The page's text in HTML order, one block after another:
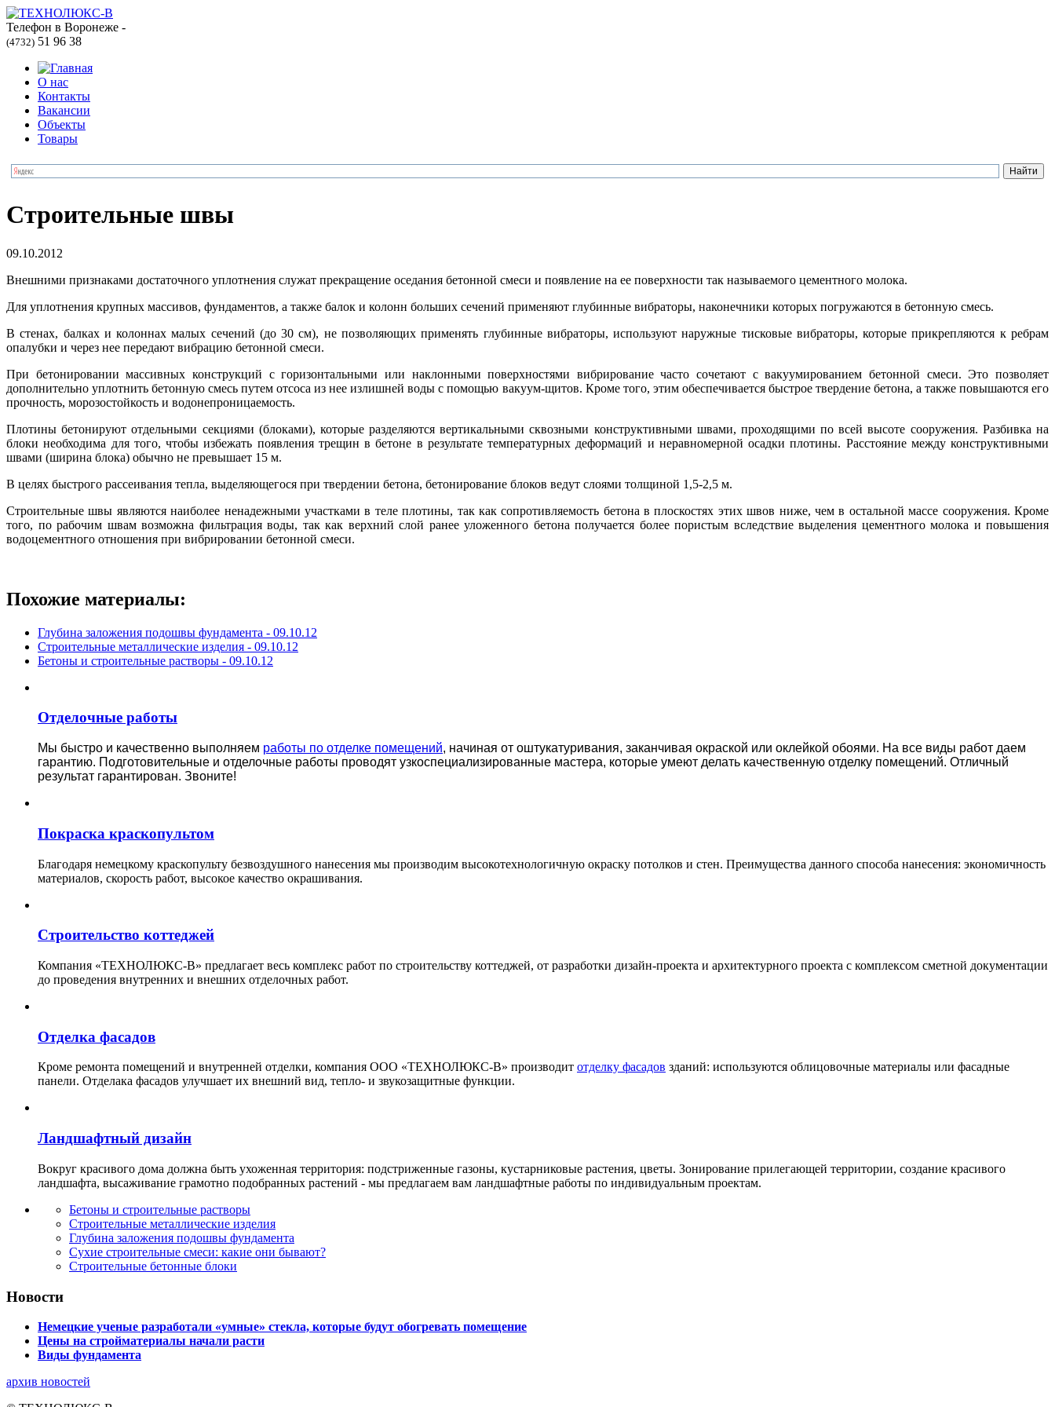
Телефон в Воронеже -
(4732) 51 96 38
О нас
Контакты
Вакансии
Объекты
Товары
Строительные швы
09.10.2012
Внешними признаками достаточного уплотнения служат прекращение оседания бетонной смеси и появление на ее поверхности так называемого цементного молока.
Для уплотнения крупных массивов, фундаментов, а также балок и колонн больших сечений применяют глубинные вибраторы, наконечники которых погружаются в бетонную смесь.
В стенах, балках и колоннах малых сечений (до 30 см), не позволяющих применять глубинные вибраторы, используют наружные тисковые вибраторы, которые прикрепляются к ребрам
опалубки и через нее передают вибрацию бетонной смеси.
При бетонировании массивных конструкций с горизонтальными или наклонными поверхностями вибрирование часто сочетают с вакуумированием бетонной смеси. Это позволяет
дополнительно уплотнить бетонную смесь путем отсоса из нее излишней воды с помощью вакуум-щитов. Кроме того, этим обеспечивается быстрое твердение бетона, а также повышаются его
прочность, морозостойкость и водонепроницаемость.
Плотины бетонируют отдельными секциями (блоками), которые разделяются вертикальными сквозными конструктивными швами, проходящими по всей высоте сооружения. Разбивка на
блоки необходима для того, чтобы избежать появления трещин в бетоне в результате температурных деформаций и неравномерной осадки плотины. Расстояние между конструктивными
швами (ширина блока) обычно не превышает 15 м.
В целях быстрого рассеивания тепла, выделяющегося при твердении бетона, бетонирование блоков ведут слоями толщиной 1,5-2,5 м.
Строительные швы являются наиболее ненадежными участками в теле плотины, так как сопротивляемость бетона в плоскостях этих швов ниже, чем в остальной массе сооружения. Кроме
того, по рабочим швам возможна фильтрация воды, так как верхний слой ранее уложенного бетона получается более пористым вследствие выделения цементного молока и повышения
водоцементного отношения при вибрировании бетонной смеси.
Похожие материалы:
Глубина заложения подошвы фундамента - 09.10.12
Строительные металлические изделия - 09.10.12
Бетоны и строительные растворы - 09.10.12
Отделочные работы
Мы быстро и качественно выполняем работы по отделке помещений, начиная от оштукатуривания, заканчивая окраской или оклейкой обоями. На все виды работ даем
гарантию. Подготовительные и отделочные работы проводят узкоспециализированные мастера, которые умеют делать качественную отделку помещений. Отличный
результат гарантирован. Звоните!
Покраска краскопультом
Благодаря немецкому краскопульту безвоздушного нанесения мы производим высокотехнологичную окраску потолков и стен. Преимущества данного способа нанесения: экономичность
материалов, скорость работ, высокое качество окрашивания.
Строительство коттеджей
Компания «ТЕХНОЛЮКС-В» предлагает весь комплекс работ по строительству коттеджей, от разработки дизайн-проекта и архитектурного проекта с комплексом сметной документации
до проведения внутренних и внешних отделочных работ.
Отделка фасадов
Кроме ремонта помещений и внутренней отделки, компания ООО «ТЕХНОЛЮКС-В» производит отделку фасадов зданий: используются облицовочные материалы или фасадные
панели. Отделака фасадов улучшает их внешний вид, тепло- и звукозащитные функции.
Ландшафтный дизайн
Вокруг красивого дома должна быть ухоженная территория: подстриженные газоны, кустарниковые растения, цветы. Зонирование прилегающей территории, создание красивого
ландшафта, высаживание грамотно подобранных растений - мы предлагаем вам ландшафтные работы по индивидуальным проектам.
Бетоны и строительные растворы
Строительные металлические изделия
Глубина заложения подошвы фундамента
Сухие строительные смеси: какие они бывают?
Строительные бетонные блоки
Новости
Немецкие ученые разработали «умные» стекла, которые будут обогревать помещение
Цены на стройматериалы начали расти
Виды фундамента
архив новостей